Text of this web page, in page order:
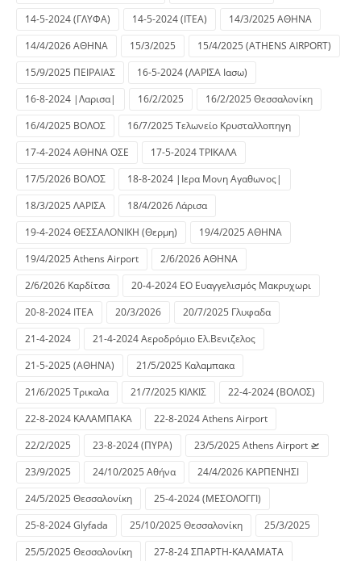
14-5-2024 (ΓΛΥΦΑ)
14-5-2024 (ΙΤΕΑ)
14/3/2025 ΑΘΗΝΑ
14/4/2026 ΑΘΗΝΑ
15/3/2025
15/4/2025 (ATHENS AIRPORT)
15/9/2025 ΠΕΙΡΑΙΑΣ
16-5-2024 (ΛΑΡΙΣΑ Ιασω)
16-8-2024 |Λαρισα|
16/2/2025
16/2/2025 Θεσσαλονίκη
16/4/2025 ΒΟΛΟΣ
16/7/2025 Τελωνείο Κρυσταλλοπηγη
17-4-2024 ΑΘΗΝΑ ΟΣΕ
17-5-2024 ΤΡΙΚΑΛΑ
17/5/2026 ΒΟΛΟΣ
18-8-2024 |Ιερα Μονη Αγαθωνος|
18/3/2025 ΛΑΡΙΣΑ
18/4/2026 Λάρισα
19-4-2024 ΘΕΣΣΑΛΟΝΙΚΗ (Θερμη)
19/4/2025 ΑΘΗΝΑ
19/4/2025 Athens Airport
2/6/2026 ΑΘΗΝΑ
2/6/2026 Καρδίτσα
20-4-2024 ΕΟ Ευαγγελισμός Μακρυχωρι
20-8-2024 ΙΤΕΑ
20/3/2026
20/7/2025 Γλυφαδα
21-4-2024
21-4-2024 Αεροδρόμιο Ελ.Βενιζελος
21-5-2025 (ΑΘΗΝΑ)
21/5/2025 Καλαμπακα
21/6/2025 Τρικαλα
21/7/2025 ΚΙΛΚΙΣ
22-4-2024 (ΒΟΛΟΣ)
22-8-2024 ΚΑΛΑΜΠΑΚΑ
22-8-2024 Athens Airport
22/2/2025
23-8-2024 (ΠΥΡΑ)
23/5/2025 Athens Airport 🛫
23/9/2025
24/10/2025 Αθήνα
24/4/2026 ΚΑΡΠΕΝΗΣΙ
24/5/2025 Θεσσαλονίκη
25-4-2024 (ΜΕΣΟΛΟΓΓΙ)
25-8-2024 Glyfada
25/10/2025 Θεσσαλονίκη
25/3/2025
25/5/2025 Θεσσαλονίκη
27-8-24 ΣΠΑΡΤΗ-ΚΑΛΑΜΑΤΑ